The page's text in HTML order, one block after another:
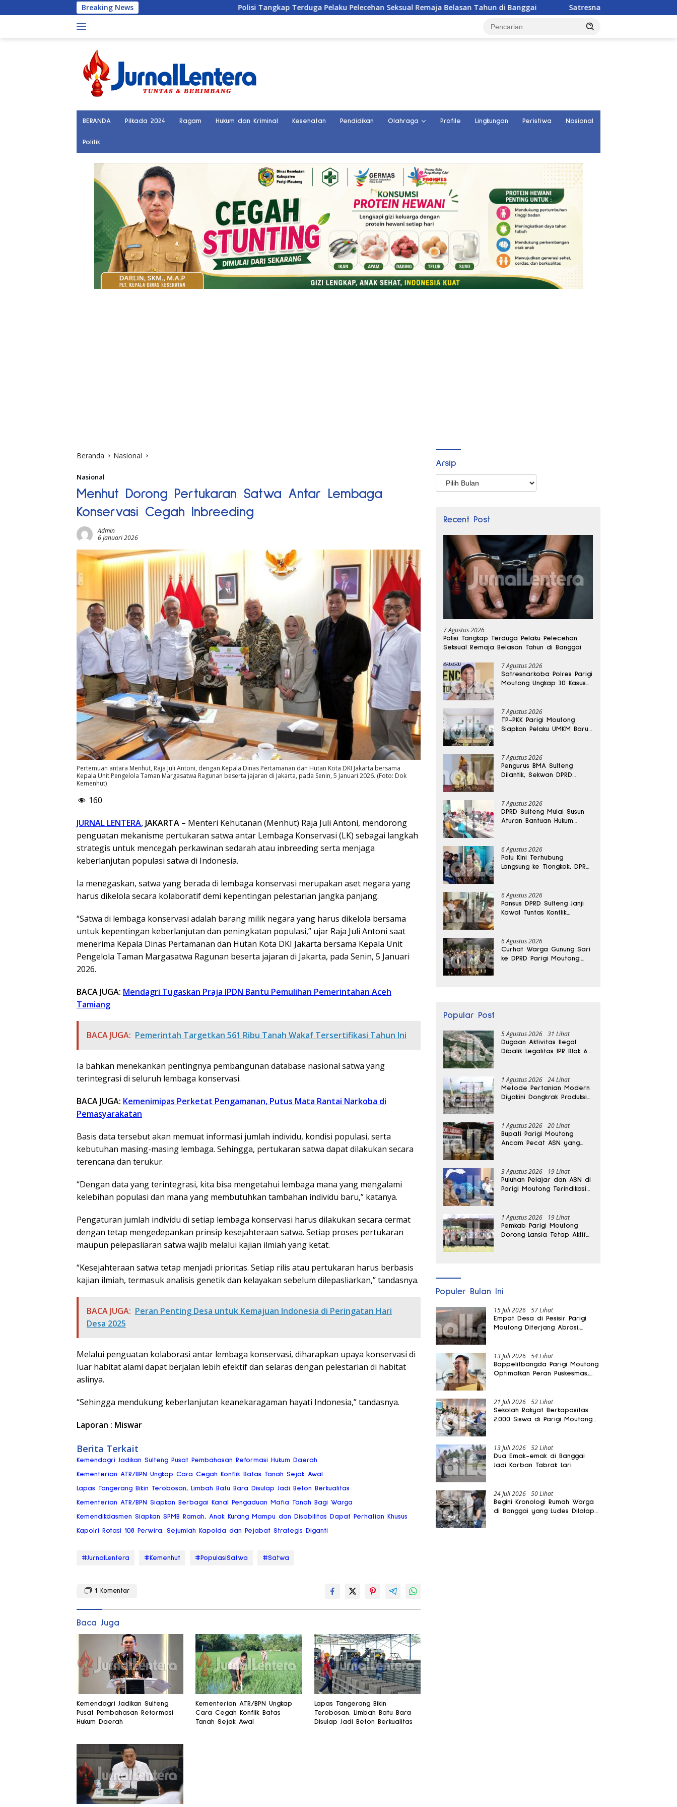
ke
Breaking News Polisi Tangkap Terduga Pelaku Pelecehan Seksual Remaja Belasan Tahun di Banggai Satresnarkoba Polres Parigi Moutong Ungkap 30
BERANDA Pilkada 2024 Ragam Hukum dan Kriminal Kesehatan Pendidikan Olahraga Profile Lingkungan Peristiwa Nasional
Politik
Beranda Nasional
Nasional
Menhut Dorong Pertukaran Satwa Antar Lembaga
Konservasi Cegah Inbreeding
Admin
6 Januari 2026
Pertemuan antara Menhut, Raja Juli Antoni, dengan Kepala Dinas Pertamanan dan Hutan Kota DKI Jakarta bersama
Kepala Unit Pengelola Taman Margasatwa Ragunan beserta jajaran di Jakarta, pada Senin, 5 Januari 2026. (Foto: Dok
Kemenhut)
160
JURNAL LENTERA, JAKARTA – Menteri Kehutanan (Menhut) Raja Juli Antoni, mendorong
penguatan mekanisme pertukaran satwa antar Lembaga Konservasi (LK) sebagai langkah
strategis untuk mencegah perkawinan sedarah atau inbreeding serta menjaga
keberlanjutan populasi satwa di Indonesia.
Ia menegaskan, satwa yang berada di lembaga konservasi merupakan aset negara yang
harus dikelola secara kolaboratif demi kepentingan pelestarian jangka panjang.
“Satwa di lembaga konservasi adalah barang milik negara yang harus dikelola bersama
untuk kepentingan keberlanjutan dan peningkatan populasi,” ujar Raja Juli Antoni saat
menerima Kepala Dinas Pertamanan dan Hutan Kota DKI Jakarta bersama Kepala Unit
Pengelola Taman Margasatwa Ragunan beserta jajaran di Jakarta, pada Senin, 5 Januari
2026.
BACA JUGA: Mendagri Tugaskan Praja IPDN Bantu Pemulihan Pemerintahan Aceh
Tamiang
BACA JUGA: Pemerintah Targetkan 561 Ribu Tanah Wakaf Tersertifikasi Tahun Ini
Ia bahkan menekankan pentingnya pembangunan database nasional satwa yang
terintegrasi di seluruh lembaga konservasi.
BACA JUGA: Kemenimipas Perketat Pengamanan, Putus Mata Rantai Narkoba di
Pemasyarakatan
Basis data tersebut akan memuat informasi jumlah individu, kondisi populasi, serta
kebutuhan masing-masing lembaga. Sehingga, pertukaran satwa dapat dilakukan secara
terencana dan terukur.
“Dengan data yang terintegrasi, kita bisa mengetahui lembaga mana yang mengalami
kelebihan populasi dan mana yang membutuhkan tambahan individu baru,” katanya.
Pengaturan jumlah individu di setiap lembaga konservasi harus dilakukan secara cermat
dengan tetap mengedepankan prinsip kesejahteraan satwa. Setiap proses pertukaran
maupun pelepasliaran satwa wajib melalui kajian ilmiah yang ketat.
“Kesejahteraan satwa tetap menjadi prioritas. Setiap rilis atau pertukaran harus berbasis
kajian ilmiah, termasuk analisis genetik dan kelayakan sebelum dilepasliarkan,” tandasnya.
BACA JUGA: Peran Penting Desa untuk Kemajuan Indonesia di Peringatan Hari
Desa 2025
Melalui penguatan kolaborasi antar lembaga konservasi, diharapkan upaya konservasi di
luar habitat alami dapat berjalan lebih efektif dan selaras dengan pelestarian di habitat
aslinya.
“Sehingga mendukung keberlanjutan keanekaragaman hayati Indonesia,” tandasnya.
Laporan : Miswar
Berita Terkait
Kemendagri Jadikan Sulteng Pusat Pembahasan Reformasi Hukum Daerah
Kementerian ATR/BPN Ungkap Cara Cegah Konflik Batas Tanah Sejak Awal
Lapas Tangerang Bikin Terobosan, Limbah Batu Bara Disulap Jadi Beton Berkualitas
Kementerian ATR/BPN Siapkan Berbagai Kanal Pengaduan Mafia Tanah Bagi Warga
Kemendikdasmen Siapkan SPMB Ramah, Anak Kurang Mampu dan Disabilitas Dapat Perhatian Khusus
Kapolri Rotasi 108 Perwira, Sejumlah Kapolda dan Pejabat Strategis Diganti
#JurnalLentera #Kemenhut #PopulasiSatwa #Satwa
1 Komentar
Baca Juga
Kemendagri Jadikan Sulteng
Pusat Pembahasan Reformasi
Hukum Daerah
Kementerian ATR/BPN Ungkap
Cara Cegah Konflik Batas
Tanah Sejak Awal
Lapas Tangerang Bikin
Terobosan, Limbah Batu Bara
Disulap Jadi Beton Berkualitas
Arsip
Arsip
Recent Post
7 Agustus 2026
Polisi Tangkap Terduga Pelaku Pelecehan
Seksual Remaja Belasan Tahun di Banggai
7 Agustus 2026
Satresnarkoba Polres Parigi
Moutong Ungkap 30 Kasus
7 Agustus 2026
TP-PKK Parigi Moutong
Siapkan Pelaku UMKM Baru
7 Agustus 2026
Pengurus BMA Sulteng
Dilantik, Sekwan DPRD
7 Agustus 2026
DPRD Sulteng Mulai Susun
Aturan Bantuan Hukum
6 Agustus 2026
Palu Kini Terhubung
Langsung ke Tiongkok, DPRD
6 Agustus 2026
Pansus DPRD Sulteng Janji
Kawal Tuntas Konflik
6 Agustus 2026
Curhat Warga Gunung Sari
ke DPRD Parigi Moutong:
Popular Post
5 Agustus 2026 31 Lihat
Dugaan Aktivitas Ilegal
Dibalik Legalitas IPR Blok 6
1 Agustus 2026 24 Lihat
Metode Pertanian Modern
Diyakini Dongkrak Produksi
1 Agustus 2026 20 Lihat
Bupati Parigi Moutong
Ancam Pecat ASN yang
3 Agustus 2026 19 Lihat
Puluhan Pelajar dan ASN di
Parigi Moutong Terindikasi
1 Agustus 2026 19 Lihat
Pemkab Parigi Moutong
Dorong Lansia Tetap Aktif
Populer Bulan Ini
15 Juli 2026 57 Lihat
Empat Desa di Pesisir Parigi
Moutong Diterjang Abrasi,
13 Juli 2026 54 Lihat
Bappelitbangda Parigi Moutong
Optimalkan Peran Puskesmas,
21 Juli 2026 52 Lihat
Sekolah Rakyat Berkapasitas
2.000 Siswa di Parigi Moutong
13 Juli 2026 52 Lihat
Dua Emak-emak di Banggai
Jadi Korban Tabrak Lari
24 Juli 2026 50 Lihat
Begini Kronologi Rumah Warga
di Banggai yang Ludes Dilalap